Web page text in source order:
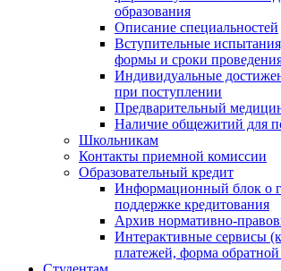
образования
Описание специальностей
Вступительные
формы и сроки
Индивидуальные
при поступлении
Предварительный
Наличие общежитий для
Школьникам
Контакты приемной комиссии
Образовательный кредит
Информационный блок о
поддержке кредитования
Архив нормативно-
Интерактивные сервисы
платежей, форма обратной